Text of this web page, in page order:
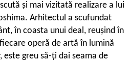
și mai vizitată realizare a lui
Arhitectul a scufundat
în coasta unui deal, reușind în
operă de artă în lumină
greu să-ți dai seama de